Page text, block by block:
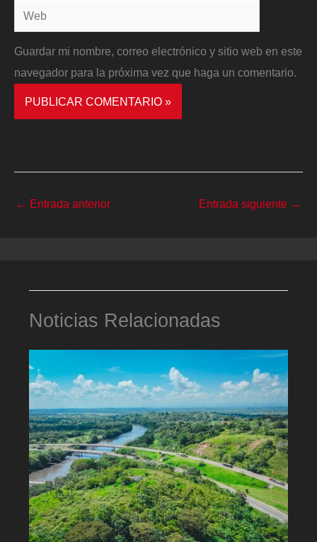
Web
Guardar mi nombre, correo electrónico y sitio web en este
navegador para la próxima vez que haga un comentario.
← Entrada anterior Entrada siguiente →
Noticias Relacionadas